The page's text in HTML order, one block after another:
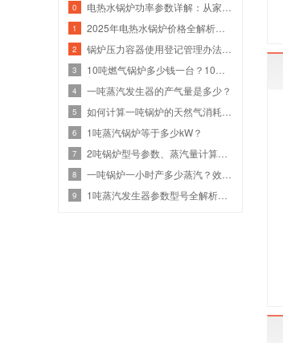
0
1
2
3
4 一吨蒸汽发生器的产气量是多少？
5
6 1吨蒸汽锅炉等于多少kW？
7
8
9